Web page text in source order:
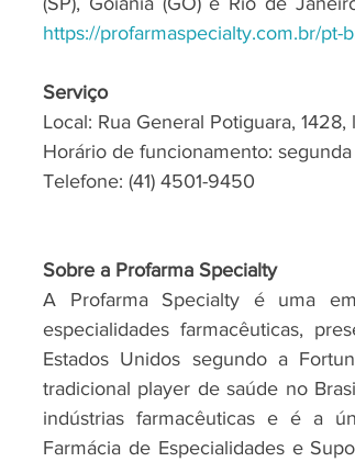
https://profarmaspecialty.com.br/pt-
Serviço
Local: Rua General Potiguara,
Horário de funcionamento:
Telefone: (41) 4501-9450
Sobre a Profarma Specialty
A Profarma Specialty é uma
especialidades farmacêuticas,
Estados Unidos segundo a
tradicional player de saúde no
indústrias farmacêuticas e é a
Farmácia de Especialidades e